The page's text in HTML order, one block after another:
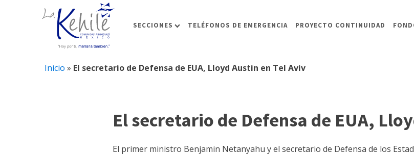
SECCIONES TELÉFONOS DE EMERGENCIA PROYECTO CONTINUIDAD
Inicio » El secretario de Defensa de EUA, Lloyd Austin en Tel Aviv
El secretario de Defensa de EUA,
El primer ministro Benjamin Netanyahu y el secretario de Defensa de los